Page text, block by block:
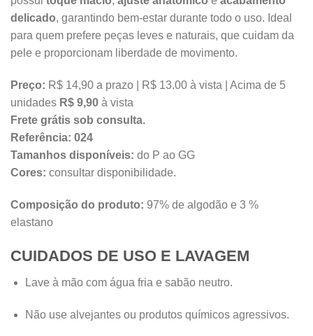
delicado, garantindo bem-estar durante todo o uso. Ideal
para quem prefere peças leves e naturais, que cuidam da
pele e proporcionam liberdade de movimento.
Preço: R$ 14,90 a prazo | R$ 13.00 à vista | Acima de 5
unidades R$ 9,90 à vista
Frete grátis sob consulta.
Referência: 024
Tamanhos disponíveis: do P ao GG
Cores: consultar disponibilidade.
Composição do produto: 97% de algodão e 3 %
elastano
CUIDADOS DE USO E LAVAGEM
Lave à mão com água fria e sabão neutro.
Não use alvejantes ou produtos químicos agressivos.